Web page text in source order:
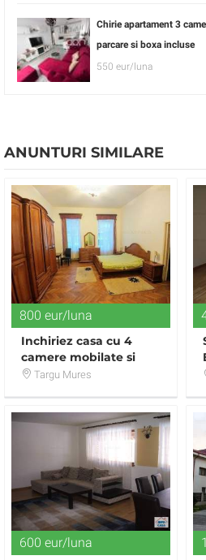
Chirie apartament 3
parcare si boxa incluse
550 eur/luna
ANUNTURI SIMILARE
800 eur/luna
Inchiriez casa cu 4
camere mobilate si
utilate , in zona Cetatii
Targu Mures
600 eur/luna